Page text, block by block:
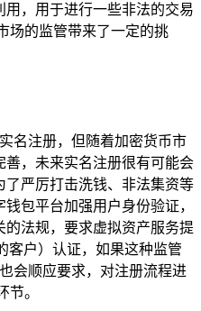
，用于进行一些非法的交易
场的监管带来了一定的挑
名注册，但随着加密货币市
，未来实名注册很有可能会
严厉打击洗钱、非法集资等
包平台加强用户身份验证，
法规，要求虚拟资产服务提
客户）认证，如果这种监管
会顺应要求，对注册流程进
节。